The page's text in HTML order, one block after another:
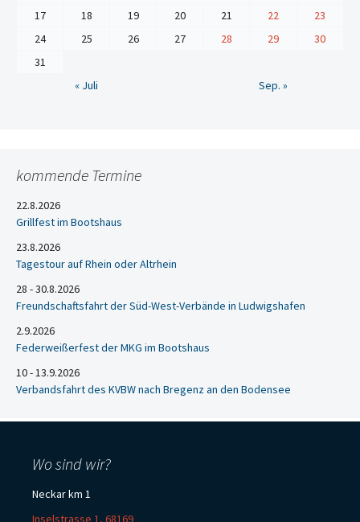
17
18 19 20 21 22
23
24
25 26 27 28 29
30
31
« Juli
Sep. »
kommende Termine
22.8.2026
Grillfest im Bootshaus
23.8.2026
Tagestour auf Rhein oder Altrhein
28 - 30.8.2026
Freundschaftsfahrt der Süd-West-Verbände in Ludwigshafen
2.9.2026
Federweißerfest der MKG im Bootshaus
10 - 13.9.2026
Verbandsfahrt des KVBW nach Bregenz an den Bodensee
Wo sind wir?
Neckar km 1
Inselstrasse 1, 68169